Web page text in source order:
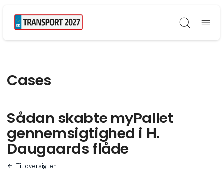
Søg
Cases
Sådan skabte myPallet
gennemsigtighed i H.
Daugaards flåde
Til oversigten